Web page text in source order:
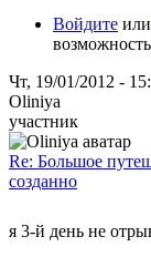
Войдите или
Чт, 19/01/2012 -
Oliniya
участник
Re: Большое
созданно
я 3-й день не